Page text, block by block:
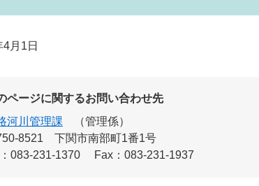
月1日
ページに関するお問い合わせ先
河川管理課
管理係
8521
下関市南部町1番1号
083-231-1370
Fax：083-231-1937